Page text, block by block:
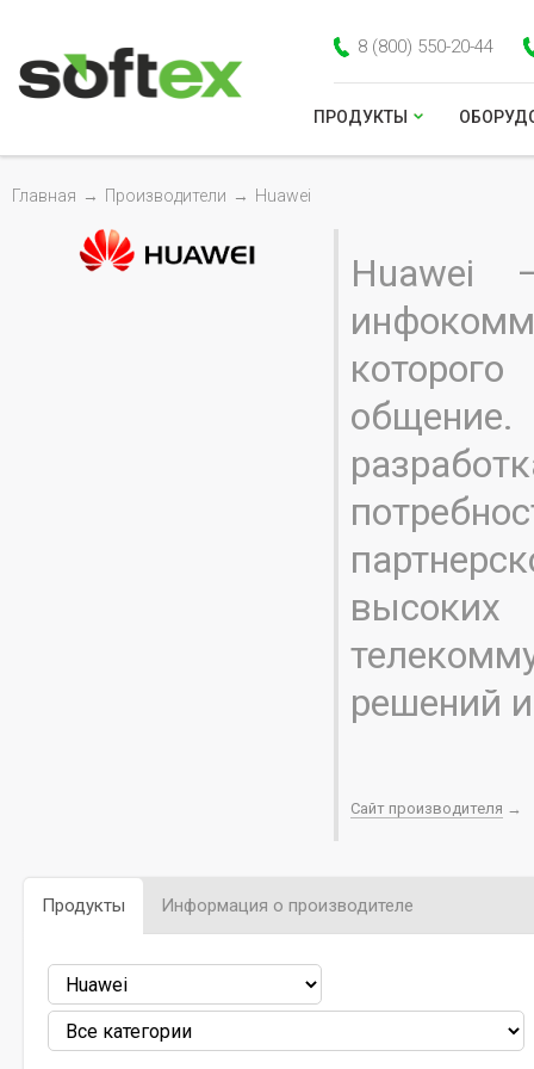
8 (800) 550-20-44
ПРОДУКТЫ
Главная → Производители → Huawei
Huawei
решений
Сайт производителя →
Продукты Информация о производителе